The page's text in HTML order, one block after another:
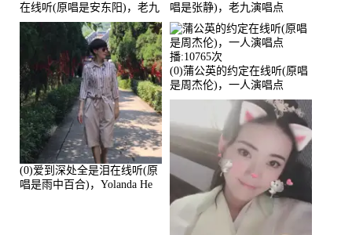
在线听(原唱是安东阳)，老九
演唱点播:17392次
唱是张静)，老九演唱点
播:11453次
(0)爱到深处全是泪在线听(原
唱是雨中百合)，Yolanda He
(0)蒲公英的约定在线听(原唱
是周杰伦)，一人演唱点
播:10765次